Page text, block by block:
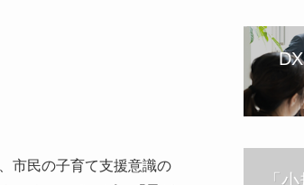
市民の子育て支援意識の
「